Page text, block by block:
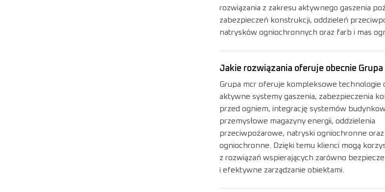
rozwiązania z zakresu aktywnego gaszenia
zabezpieczeń konstrukcji, oddzieleń
natrysków ogniochronnych oraz farb i mas
Jakie rozwiązania oferuje obecnie Grupa
Grupa mcr oferuje kompleksowe technologie
aktywne systemy gaszenia, zabezpieczenia
przed ogniem, integrację systemów
przemysłowe magazyny energii, oddzielenia
przeciwpożarowe, natryski ogniochronne
ogniochronne. Dzięki temu klienci mogą
z rozwiązań wspierających zarówno
i efektywne zarządzanie obiektami.